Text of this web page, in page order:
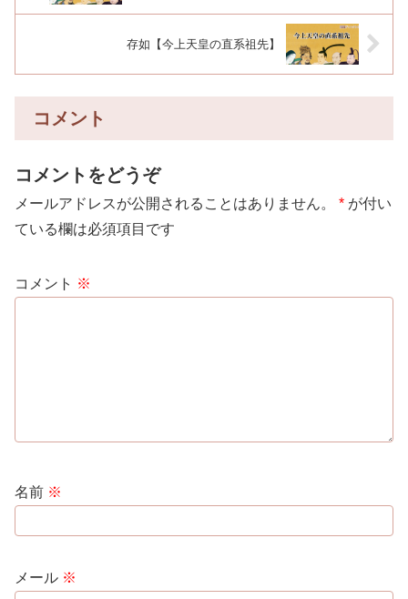
存如【今上天皇の直系祖先】
コメント
コメントをどうぞ
メールアドレスが公開されることはありません。 * が付い
ている欄は必須項目です
コメント ※
名前 ※
メール ※